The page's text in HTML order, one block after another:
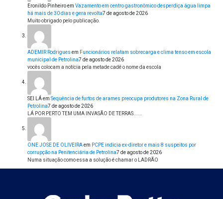
Eronildo Pinheiroem Vazamento em centro gastronômico desperdiça água limpa
há mais de 30 dias e gera revolta7 de agosto de 2026
Muito obrigado pelo publicação.
ADEMIR Rodrigues em Funcionários relatam sobrecarga e clima tenso em escola
municipal de Petrolina7 de agosto de 2026
vocês colocam a notícia pela metade cadê o nome da escola
SEI LÁem Sequência de furtos de arames preocupa produtores na Zona Rural de
Petrolina7 de agosto de 2026
LÁ POR PERTO TEM UMA INVASÃO DE TERRAS......
ONE JOSE DE OLIVEIRAem PCPE indicia ex-diretor e mais 8 suspeitos por
corrupção na Penitenciária de Petrolina7 de agosto de 2026
Numa situação como essa a solução é chamar o LADRÃO